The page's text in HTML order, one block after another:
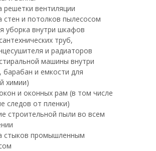
решетки вентиляции
стен и потолков пылесосом
уборка внутри шкафов
труб,
и радиаторов
машины внутри
барабан и емкости для
химии)
и оконных рам (в том числе
следов от пленки)
строительной пыли во всем
стыков промышленным